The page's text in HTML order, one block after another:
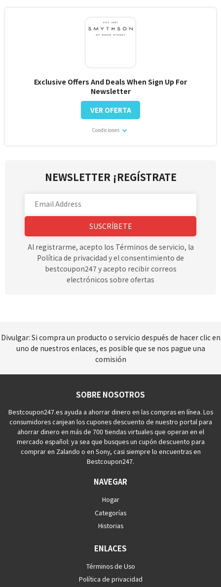
Exclusive Offers And Deals When Sign Up For
Newsletter
Condiciones
VER OFERTA
NEWSLETTER ¡REGÍSTRATE
SUSCRÍBETE
Al registrarme, acepto los Términos de servicio, la
Política de privacidad y el consentimiento de
bestcoupon247 y acepto recibir correos
electrónicos sobre ofertas
Divulgar: Si compra un producto o servicio después de hacer clic en
uno de nuestros enlaces, es posible que se nos pague una
comisión
SOBRE NOSOTROS
Bestcoupon247.es ayuda a ahorrar dinero en las compras en línea. Los
consumidores canjean los cupones descuento de nuestro portal para
ahorrar dinero en más de 700 tiendas virtuales que operan en el
mercado español: ya sea que busques un cupón descuento para
comprar en Zalando o en Sony, casi siempre lo encuentras en
Bestcoupon247.
NAVEGAR
Hogar
Categorías
Historias
ENLACES
Términos de Uso
Política de privacidad